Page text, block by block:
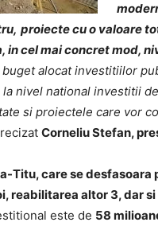
proiecte cu o valoare
in cel mai concret mod,
alocat investitiilor
nivel national investitii
si proiectele care vor
Corneliu Stefan,
Titu, care se desfasoara
reabilitarea altor 3, dar
este de 58